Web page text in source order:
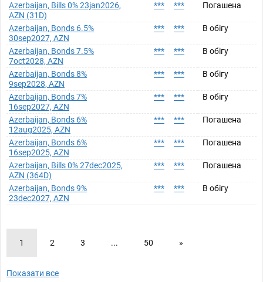
Azerbaijan, Bills 0% 23jan2026,
AZN (31D)
*** *** Погашена
Azerbaijan, Bonds 6.5%
30sep2027, AZN
*** *** В обігу
Azerbaijan, Bonds 7.5%
7oct2028, AZN
*** *** В обігу
Azerbaijan, Bonds 8%
9sep2028, AZN
*** *** В обігу
Azerbaijan, Bonds 7%
16sep2027, AZN
*** *** В обігу
Azerbaijan, Bonds 6%
12aug2025, AZN
*** *** Погашена
Azerbaijan, Bonds 6%
16sep2025, AZN
*** *** Погашена
Azerbaijan, Bills 0% 27dec2025,
AZN (364D)
*** *** Погашена
Azerbaijan, Bonds 9%
23dec2027, AZN
*** *** В обігу
1 2 3 ... 50 »
Показати все